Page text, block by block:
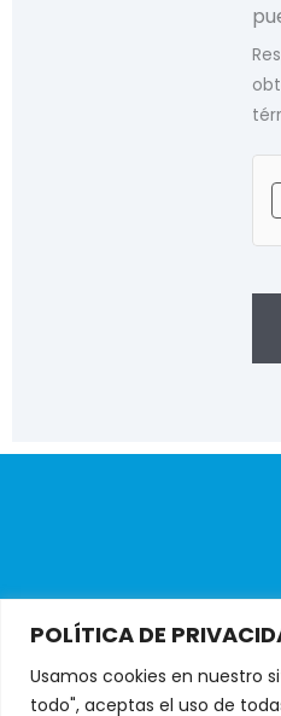
POLÍTICA DE
Usamos cookies en nuestro
todo", aceptas el uso de